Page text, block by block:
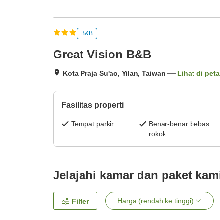
B&B
Great Vision B&B
Kota Praja Su'ao, Yilan, Taiwan Lihat di peta
Fasilitas properti
Tempat parkir
Benar-benar bebas
rokok
Jelajahi kamar dan paket
Filter Harga (rendah ke tinggi)